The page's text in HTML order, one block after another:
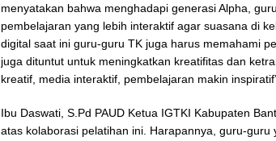
menyatakan bahwa menghadapi generasi Alpha,
pembelajaran yang lebih interaktif agar suasana di
digital saat ini guru-guru TK juga harus memahami
juga dituntut untuk meningkatkan kreatifitas dan
kreatif, media interaktif, pembelajaran makin
Ibu Daswati, S.Pd PAUD Ketua IGTKI Kabupaten
atas kolaborasi pelatihan ini. Harapannya, guru-